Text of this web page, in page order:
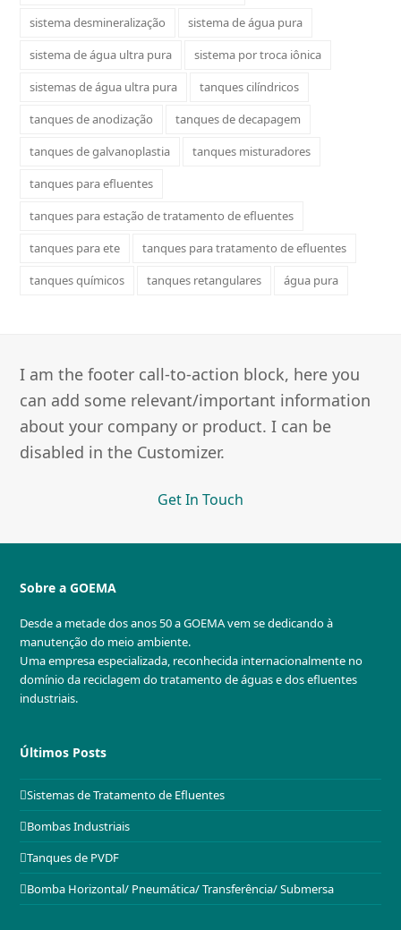
sistema desmineralização
sistema de água pura
sistema de água ultra pura
sistema por troca iônica
sistemas de água ultra pura
tanques cilíndricos
tanques de anodização
tanques de decapagem
tanques de galvanoplastia
tanques misturadores
tanques para efluentes
tanques para estação de tratamento de efluentes
tanques para ete
tanques para tratamento de efluentes
tanques químicos
tanques retangulares água pura
I am the footer call-to-action block, here you
can add some relevant/important information
about your company or product. I can be
disabled in the Customizer.
Get In Touch
Sobre a GOEMA
Desde a metade dos anos 50 a GOEMA vem se dedicando à
manutenção do meio ambiente.
Uma empresa especializada, reconhecida internacionalmente no
domínio da reciclagem do tratamento de águas e dos efluentes
industriais.
Últimos Posts
Sistemas de Tratamento de Efluentes
Bombas Industriais
Tanques de PVDF
Bomba Horizontal/ Pneumática/ Transferência/ Submersa